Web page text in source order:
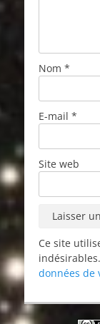
Nom *
E-mail *
Site web
Ce site
indésirables.
données de